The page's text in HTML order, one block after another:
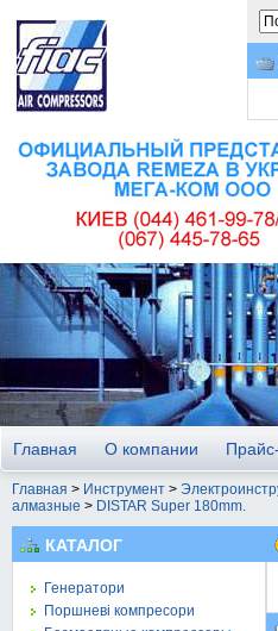
Главная О компании
Главная > Инструмент >
алмазные > DISTAR Super 180mm.
КАТАЛОГ
Генератори
Поршневі компресори